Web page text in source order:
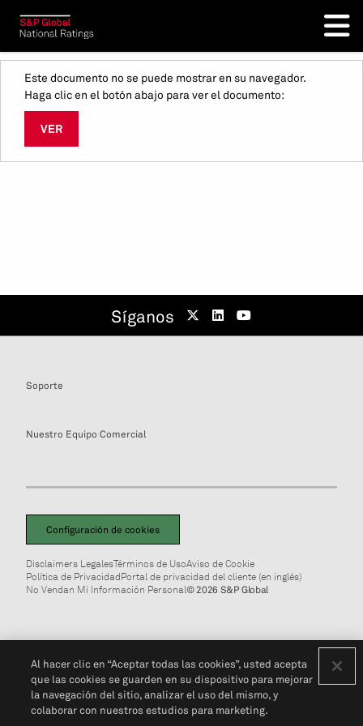
Este documento no se puede mostrar en su navegador.
Haga clic en el botón abajo para ver el documento:
VER
Síganos
Soporte
Nuestro Equipo Comercial
Configuración de cookies
Disclaimers LegalesTérminos de UsoAviso de Cookie
Política de PrivacidadPortal de privacidad del cliente (en inglés)
No Vendan Mi Información Personal© 2026 S&P Global
Al hacer clic en “Aceptar todas las cookies”, usted acepta
que las cookies se guarden en su dispositivo para mejorar
la navegación del sitio, analizar el uso del mismo, y
colaborar con nuestros estudios para marketing.